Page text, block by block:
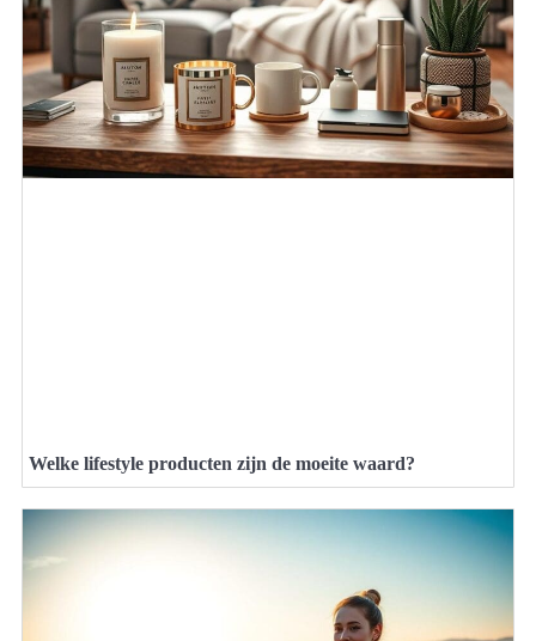
Welke lifestyle producten zijn de moeite waard?